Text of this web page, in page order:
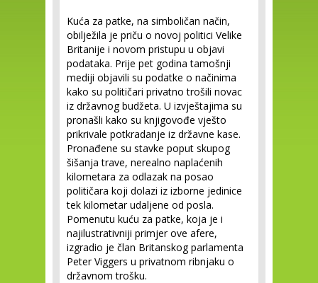
Kuća za patke, na simboličan način,
obilježila je priču o novoj politici Velike
Britanije i novom pristupu u objavi
podataka. Prije pet godina tamošnji
mediji objavili su podatke o načinima
kako su političari privatno trošili novac
iz državnog budžeta. U izvještajima su
pronašli kako su knjigovođe vješto
prikrivale potkradanje iz državne kase.
Pronađene su stavke poput skupog
šišanja trave, nerealno naplaćenih
kilometara za odlazak na posao
političara koji dolazi iz izborne jedinice
tek kilometar udaljene od posla.
Pomenutu kuću za patke, koja je i
najilustrativniji primjer ove afere,
izgradio je član Britanskog parlamenta
Peter Viggers u privatnom ribnjaku o
državnom trošku.